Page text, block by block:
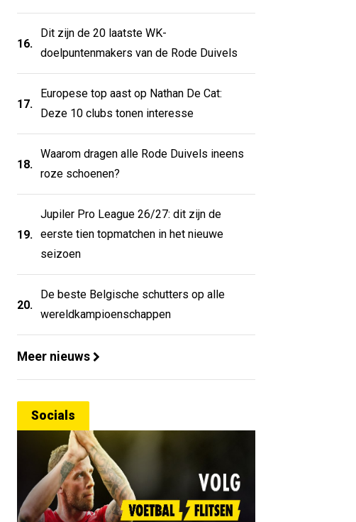
16.
Dit zijn de 20 laatste WK-
doelpuntenmakers van de Rode Duivels
17.
Europese top aast op Nathan De Cat:
Deze 10 clubs tonen interesse
18.
Waarom dragen alle Rode Duivels ineens
roze schoenen?
19.
Jupiler Pro League 26/27: dit zijn de
eerste tien topmatchen in het nieuwe
seizoen
20.
De beste Belgische schutters op alle
wereldkampioenschappen
Meer nieuws
Socials